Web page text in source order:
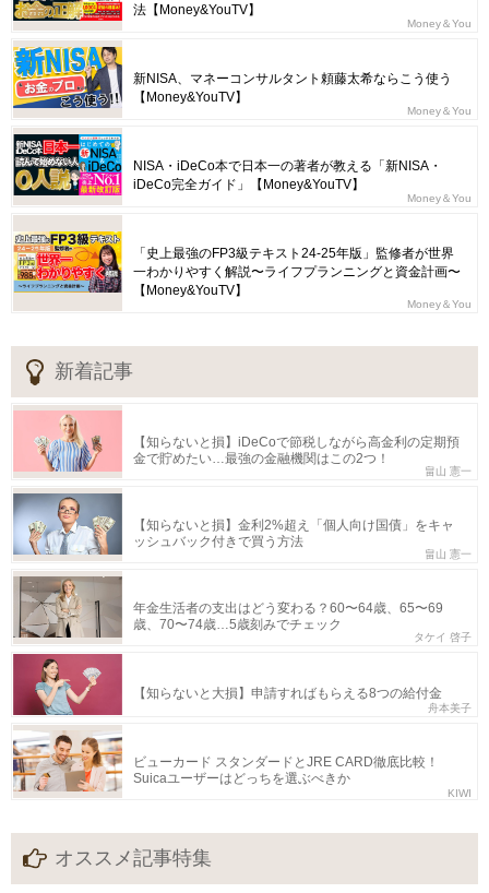
法【Money&YouTV】
Money＆You
新NISA、マネーコンサルタント頼藤太希ならこう使う
【Money&YouTV】
Money＆You
NISA・iDeCo本で日本一の著者が教える「新NISA・
iDeCo完全ガイド」【Money&YouTV】
Money＆You
「史上最強のFP3級テキスト24-25年版」監修者が世界
一わかりやすく解説〜ライフプランニングと資金計画〜
【Money&YouTV】
Money＆You
新着記事
【知らないと損】iDeCoで節税しながら高金利の定期預
金で貯めたい…最強の金融機関はこの2つ！
畠山 憲一
【知らないと損】金利2%超え「個人向け国債」をキャ
ッシュバック付きで買う方法
畠山 憲一
年金生活者の支出はどう変わる？60〜64歳、65〜69
歳、70〜74歳…5歳刻みでチェック
タケイ 啓子
【知らないと大損】申請すればもらえる8つの給付金
舟本美子
ビューカード スタンダードとJRE CARD徹底比較！
Suicaユーザーはどっちを選ぶべきか
KIWI
オススメ記事特集